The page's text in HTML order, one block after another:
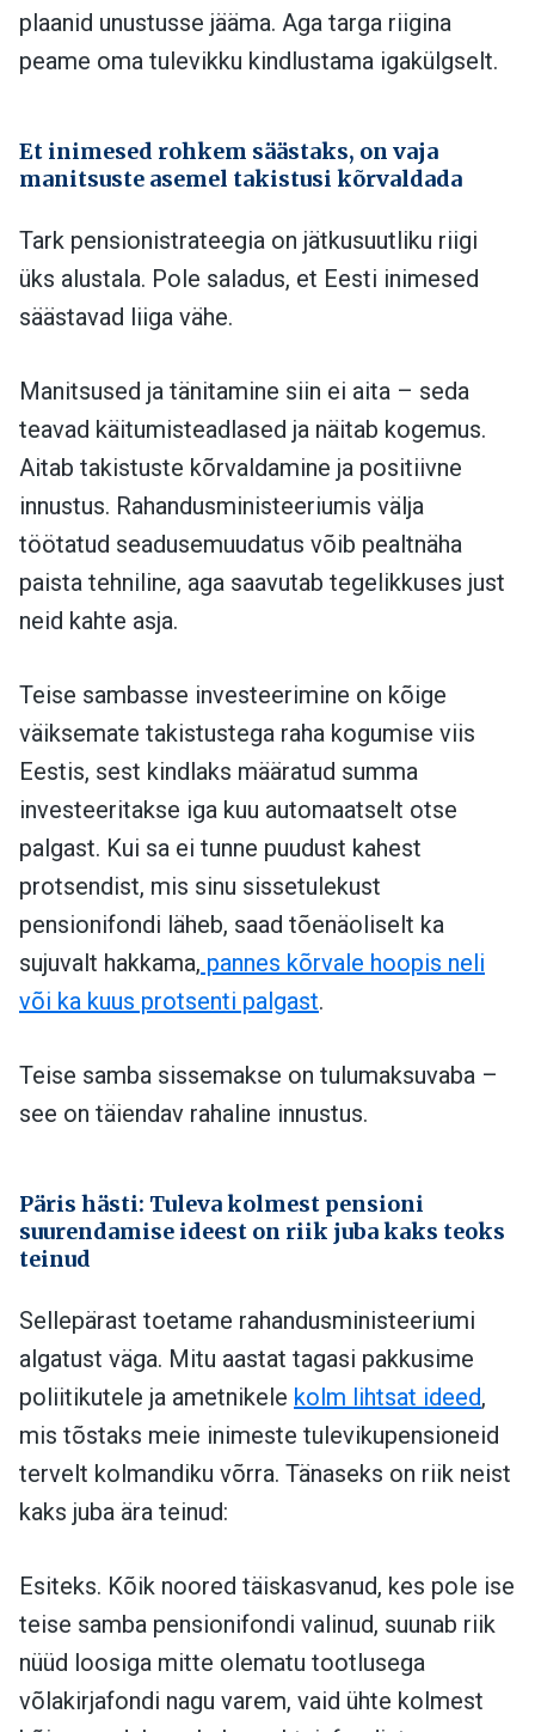
plaanid unustusse jääma. Aga targa riigina
peame oma tulevikku kindlustama igakülgselt.
Et inimesed rohkem säästaks, on vaja
manitsuste asemel takistusi kõrvaldada
Tark pensionistrateegia on jätkusuutliku riigi
üks alustala. Pole saladus, et Eesti inimesed
säästavad liiga vähe.
Manitsused ja tänitamine siin ei aita – seda
teavad käitumisteadlased ja näitab kogemus.
Aitab takistuste kõrvaldamine ja positiivne
innustus. Rahandusministeeriumis välja
töötatud seadusemuudatus võib pealtnäha
paista tehniline, aga saavutab tegelikkuses just
neid kahte asja.
Teise sambasse investeerimine on kõige
väiksemate takistustega raha kogumise viis
Eestis, sest kindlaks määratud summa
investeeritakse iga kuu automaatselt otse
palgast. Kui sa ei tunne puudust kahest
protsendist, mis sinu sissetulekust
pensionifondi läheb, saad tõenäoliselt ka
sujuvalt hakkama, pannes kõrvale hoopis neli
või ka kuus protsenti palgast.
Teise samba sissemakse on tulumaksuvaba –
see on täiendav rahaline innustus.
Päris hästi: Tuleva kolmest pensioni
suurendamise ideest on riik juba kaks teoks
teinud
Sellepärast toetame rahandusministeeriumi
algatust väga. Mitu aastat tagasi pakkusime
poliitikutele ja ametnikele kolm lihtsat ideed,
mis tõstaks meie inimeste tulevikupensioneid
tervelt kolmandiku võrra. Tänaseks on riik neist
kaks juba ära teinud:
Esiteks. Kõik noored täiskasvanud, kes pole ise
teise samba pensionifondi valinud, suunab riik
nüüd loosiga mitte olematu tootlusega
võlakirjafondi nagu varem, vaid ühte kolmest